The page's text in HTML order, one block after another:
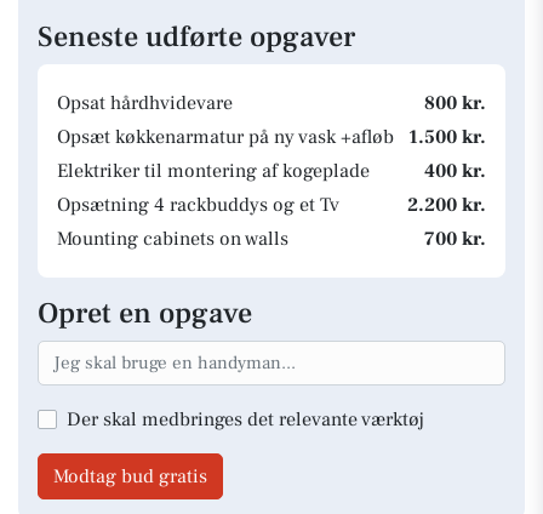
Seneste udførte opgaver
Opsat hårdhvidevare
800 kr.
Opsæt køkkenarmatur på ny vask +afløb
1.500 kr.
Elektriker til montering af kogeplade
400 kr.
Opsætning 4 rackbuddys og et Tv
2.200 kr.
Mounting cabinets on walls
700 kr.
Opret en opgave
Der skal medbringes det relevante værktøj
Modtag bud gratis